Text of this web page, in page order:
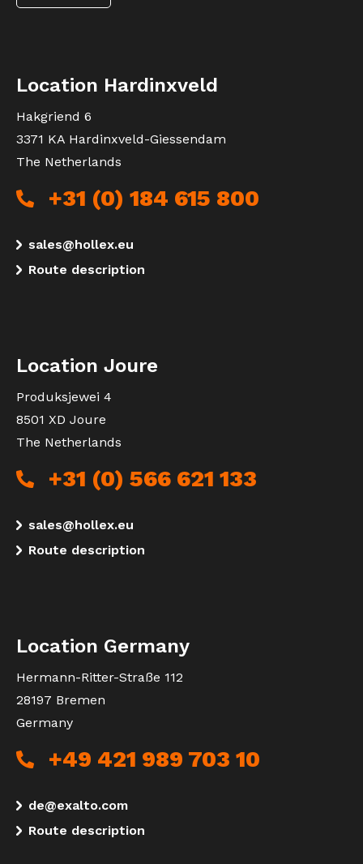
Location Hardinxveld
Hakgriend 6
3371 KA Hardinxveld-Giessendam
The Netherlands
+31 (0) 184 615 800
sales@hollex.eu
Route description
Location Joure
Produksjewei 4
8501 XD Joure
The Netherlands
+31 (0) 566 621 133
sales@hollex.eu
Route description
Location Germany
Hermann-Ritter-Straße 112
28197 Bremen
Germany
+49 421 989 703 10
de@exalto.com
Route description